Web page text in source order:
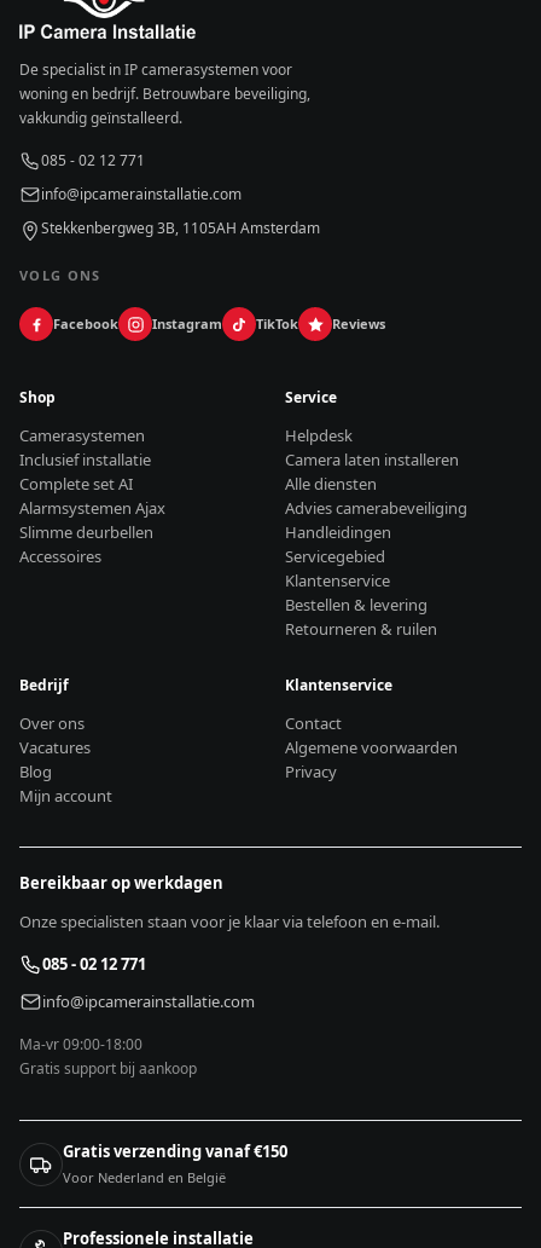
De specialist in IP camerasystemen voor
woning en bedrijf. Betrouwbare beveiliging,
vakkundig geïnstalleerd.
085 - 02 12 771
info@ipcamerainstallatie.com
Stekkenbergweg 3B, 1105AH Amsterdam
VOLG ONS
Facebook Instagram TikTok Reviews
Shop
Camerasystemen
Inclusief installatie
Complete set AI
Alarmsystemen Ajax
Slimme deurbellen
Accessoires
Service
Helpdesk
Camera laten installeren
Alle diensten
Advies camerabeveiliging
Handleidingen
Servicegebied
Klantenservice
Bestellen & levering
Retourneren & ruilen
Bedrijf
Over ons
Vacatures
Blog
Mijn account
Klantenservice
Contact
Algemene voorwaarden
Privacy
Bereikbaar op werkdagen
Onze specialisten staan voor je klaar via telefoon en e-mail.
085 - 02 12 771
info@ipcamerainstallatie.com
Ma-vr 09:00-18:00
Gratis support bij aankoop
Gratis verzending vanaf €150
Voor Nederland en België
Professionele installatie